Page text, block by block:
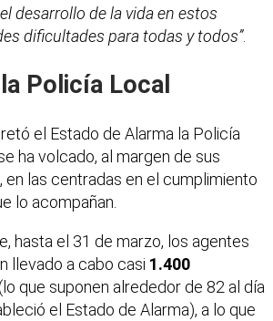
desarrollo de la vida en estos
dificultades para todas y todos”.
Policía Local
el Estado de Alarma la Policía
ha volcado, al margen de sus
en las centradas en el cumplimiento
lo acompañan.
hasta el 31 de marzo, los agentes
llevado a cabo casi 1.400
(lo que suponen alrededor de 82 al día
el Estado de Alarma), a lo que